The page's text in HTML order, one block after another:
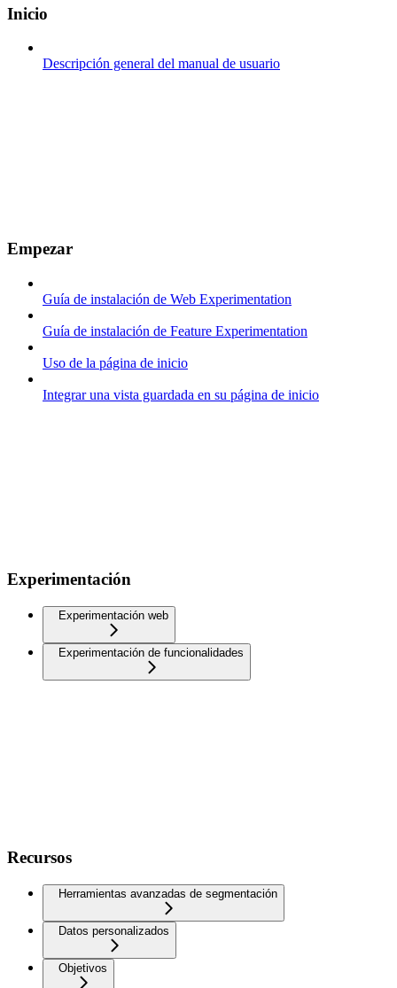
Inicio
Descripción general del manual de usuario
Empezar
Guía de instalación de Web Experimentation
Guía de instalación de Feature Experimentation
Uso de la página de inicio
Integrar una vista guardada en su página de inicio
Experimentación
Experimentación web
Experimentación de funcionalidades
Recursos
Herramientas avanzadas de segmentación
Datos personalizados
Objetivos